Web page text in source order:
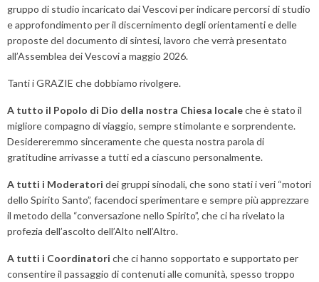
gruppo di studio incaricato dai Vescovi per indicare percorsi di studio
e approfondimento per il discernimento degli orientamenti e delle
proposte del documento di sintesi, lavoro che verrà presentato
all’Assemblea dei Vescovi a maggio 2026.
Tanti i GRAZIE che dobbiamo rivolgere.
A tutto il Popolo di Dio della nostra Chiesa localeche è stato il
migliore compagno di viaggio, sempre stimolante e sorprendente.
Desidereremmo sinceramente che questa nostra parola di
gratitudine arrivasse a tutti ed a ciascuno personalmente.
A tutti i Moderatori dei gruppi sinodali, che sono stati i veri “motori
dello Spirito Santo”, facendoci sperimentare e sempre più apprezzare
il metodo della “conversazione nello Spirito”, che ci ha rivelato la
profezia dell’ascolto dell’Alto nell’Altro.
A tutti i Coordinatori che ci hanno sopportato e supportato per
consentire il passaggio di contenuti alle comunità, spesso troppo